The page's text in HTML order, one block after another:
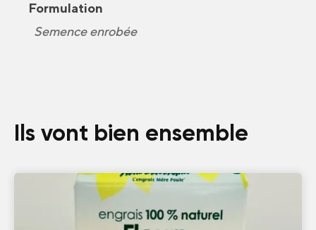
Formulation
Semence enrobée
Ils vont bien ensemble